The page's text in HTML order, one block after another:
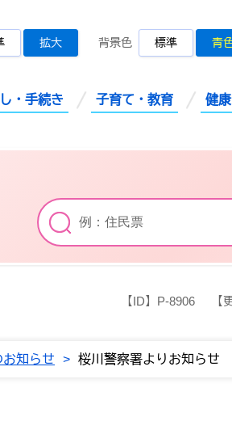
拡大 背景色 標準 青
・手続き 子育て・教育 健
【ID】 P-8906 【
知らせ > 桜川警察署よりお知らせ